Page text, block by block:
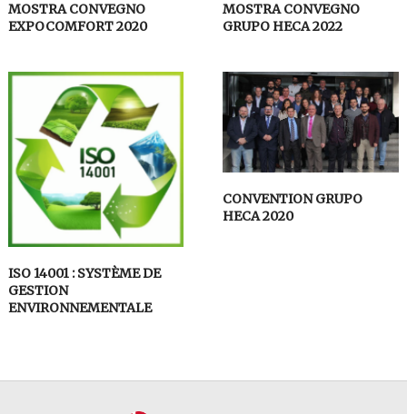
MOSTRA CONVEGNO
EXPOCOMFORT 2020
MOSTRA CONVEGNO
GRUPO HECA 2022
ISO 14001 : SYSTÈME DE
GESTION
ENVIRONNEMENTALE
CONVENTION GRUPO
HECA 2020